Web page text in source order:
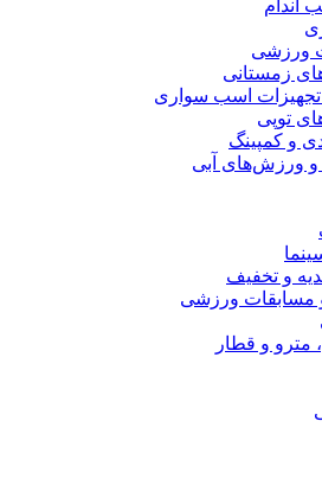
اندام
ورزشی
زمستانی
اسب سواری
توپی
و کمپینگ
ورزش‌های آبی
و تخفیف
مسابقات ورزشی
مترو و قطار